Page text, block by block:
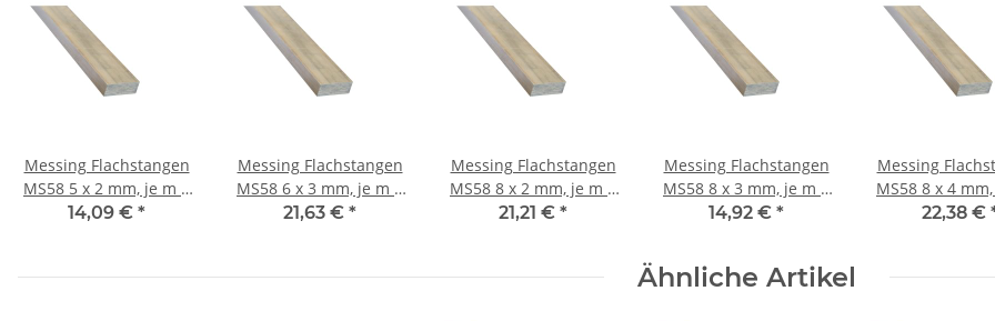
Messing Flachstangen
MS58 5 x 2 mm, je m ±
5mm
14,09 € *
Messing Flachstangen
MS58 6 x 3 mm, je m ±
5mm
21,63 € *
Messing Flachstangen
MS58 8 x 2 mm, je m ±
5mm
21,21 € *
Messing Flachstangen
MS58 8 x 3 mm, je m ±
5mm
14,92 € *
Messing
MS58 8 x 4 mm, je m ±
5mm
22,38 €
Ähnliche Artikel